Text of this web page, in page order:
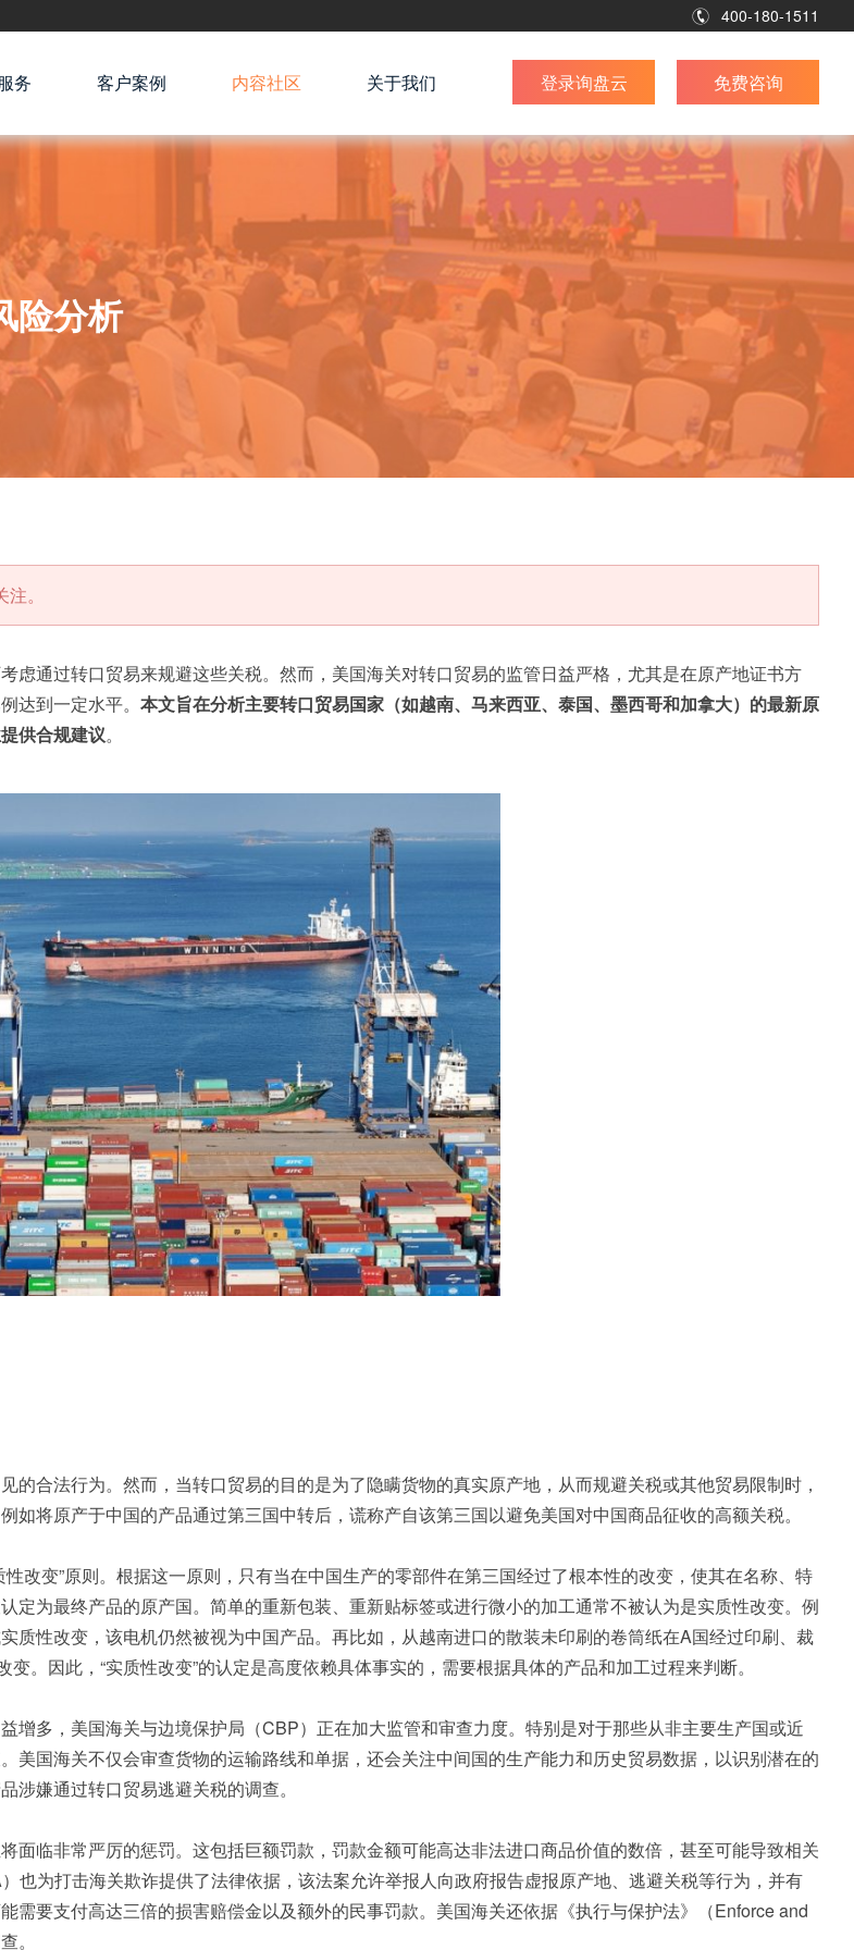
400-180-1511
务 客户案例 内容社区 关于我们 登录询盘云 免费咨询
险分析
。
虑通过转口贸易来规避这些关税。然而，美国海关对转口贸易的监管日益严格，尤其是在原产地证书方
达到一定水平。 本文旨在分析主要转口贸易国家（如越南、马来西亚、泰国、墨西哥和加拿大）的最新原
供合规建议。
的合法行为。然而，当转口贸易的目的是为了隐瞒货物的真实原产地，从而规避关税或其他贸易限制时，
如将原产于中国的产品通过第三国中转后，谎称产自该第三国以避免美国对中国商品征收的高额关税。
改变”原则。根据这一原则，只有当在中国生产的零部件在第三国经过了根本性的改变，使其在名称、特
为最终产品的原产国。简单的重新包装、重新贴标签或进行微小的加工通常不被认为是实质性改变。例
性改变，该电机仍然被视为中国产品。再比如，从越南进口的散装未印刷的卷筒纸在A国经过印刷、裁
。因此，“实质性改变”的认定是高度依赖具体事实的，需要根据具体的产品和加工过程来判断。
增多，美国海关与边境保护局（CBP）正在加大监管和审查力度。特别是对于那些从非主要生产国或近
国海关不仅会审查货物的运输路线和单据，还会关注中间国的生产能力和历史贸易数据，以识别潜在的
嫌通过转口贸易逃避关税的调查。
面临非常严厉的惩罚。这包括巨额罚款，罚款金额可能高达非法进口商品价值的数倍，甚至可能导致相关
也为打击海关欺诈提供了法律依据，该法案允许举报人向政府报告虚报原产地、逃避关税等行为，并有
要支付高达三倍的损害赔偿金以及额外的民事罚款。美国海关还依据《执行与保护法》（Enforce and
。